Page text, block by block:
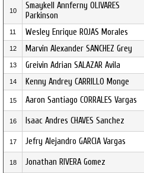
10
Smaykell Annferny OLIVARES
Parkinson
11 Wesley Enrique ROJAS Morales
12 Marvin Alexander SANCHEZ Grey
13 Greivin Adrian SALAZAR Avila
14 Kenny Andrey CARRILLO Monge
15 Aaron Santiago CORRALES Vargas
16 Isaac Andres CHAVES Sanchez
17 Jefry Alejandro GARCIA Vargas
18 Jonathan RIVERA Gomez